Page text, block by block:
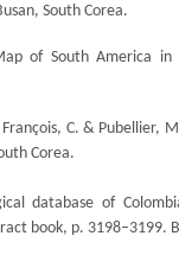
South Corea.
of South America
C. & Pubellier,
Corea.
database of
book, p. 3198–3199.